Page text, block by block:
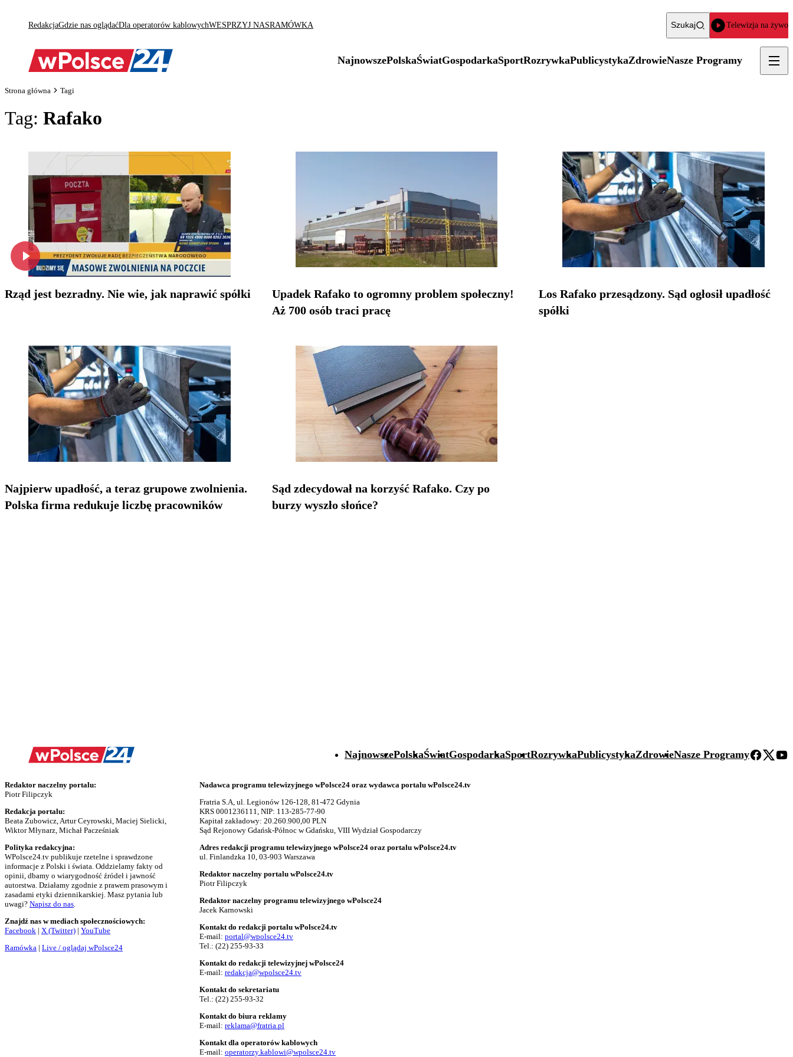
RedakcjaGdzie nas oglądaćDla operatorów kablowychWESPRZYJ NASRAMÓWKA Szukaj Telewizja na żywo
NajnowszePolskaŚwiatGospodarkaSportRozrywkaPublicystykaZdrowieNasze Programy
Strona główna Tagi
Tag: Rafako
Rząd jest bezradny. Nie wie, jak naprawić spółki
Upadek Rafako to ogromny problem społeczny!
Aż 700 osób traci pracę
Los Rafako przesądzony. Sąd ogłosił upadłość
spółki
Najpierw upadłość, a teraz grupowe zwolnienia.
Polska firma redukuje liczbę pracowników
Sąd zdecydował na korzyść Rafako. Czy po
burzy wyszło słońce?
NajnowszePolskaŚwiatGospodarkaSportRozrywkaPublicystykaZdrowieNasze Programy
Redaktor naczelny portalu:
Piotr Filipczyk
Redakcja portalu:
Beata Zubowicz, Artur Ceyrowski, Maciej Sielicki,
Wiktor Młynarz, Michał Pacześniak
Polityka redakcyjna:
WPolsce24.tv publikuje rzetelne i sprawdzone
informacje z Polski i świata. Oddzielamy fakty od
opinii, dbamy o wiarygodność źródeł i jawność
autorstwa. Działamy zgodnie z prawem prasowym i
zasadami etyki dziennikarskiej. Masz pytania lub
uwagi? Napisz do nas.
Znajdź nas w mediach społecznościowych:
Facebook | X (Twitter) | YouTube
Ramówka | Live / oglądaj wPolsce24
Nadawca programu telewizyjnego wPolsce24 oraz wydawca portalu wPolsce24.tv
Fratria S.A, ul. Legionów 126-128, 81-472 Gdynia
KRS 0001236111, NIP: 113-285-77-90
Kapitał zakładowy: 20.260.900,00 PLN
Sąd Rejonowy Gdańsk-Północ w Gdańsku, VIII Wydział Gospodarczy
Adres redakcji programu telewizyjnego wPolsce24 oraz portalu wPolsce24.tv
ul. Finlandzka 10, 03-903 Warszawa
Redaktor naczelny portalu wPolsce24.tv
Piotr Filipczyk
Redaktor naczelny programu telewizyjnego wPolsce24
Jacek Karnowski
Kontakt do redakcji portalu wPolsce24.tv
E-mail: portal@wpolsce24.tv
Tel.: (22) 255-93-33
Kontakt do redakcji telewizyjnej wPolsce24
E-mail: redakcja@wpolsce24.tv
Kontakt do sekretariatu
Tel.: (22) 255-93-32
Kontakt do biura reklamy
E-mail: reklama@fratria.pl
Kontakt dla operatorów kablowych
E-mail: operatorzy.kablowi@wpolsce24.tv